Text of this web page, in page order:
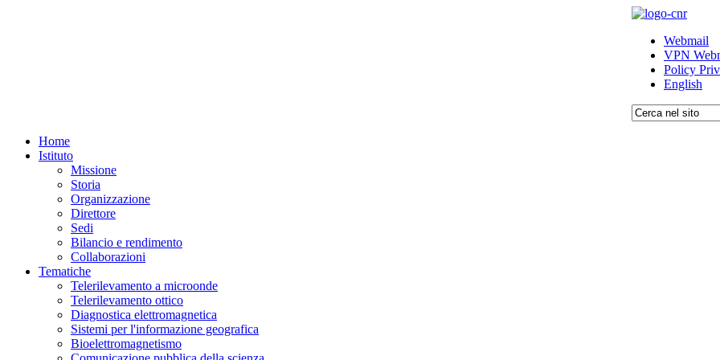
Webmail
VPN
Policy
English
Home
Istituto
Missione
Storia
Organizzazione
Direttore
Sedi
Bilancio e rendimento
Collaborazioni
Tematiche
Telerilevamento a microonde
Telerilevamento ottico
Diagnostica elettromagnetica
Sistemi per l'informazione geografica
Bioelettromagnetismo